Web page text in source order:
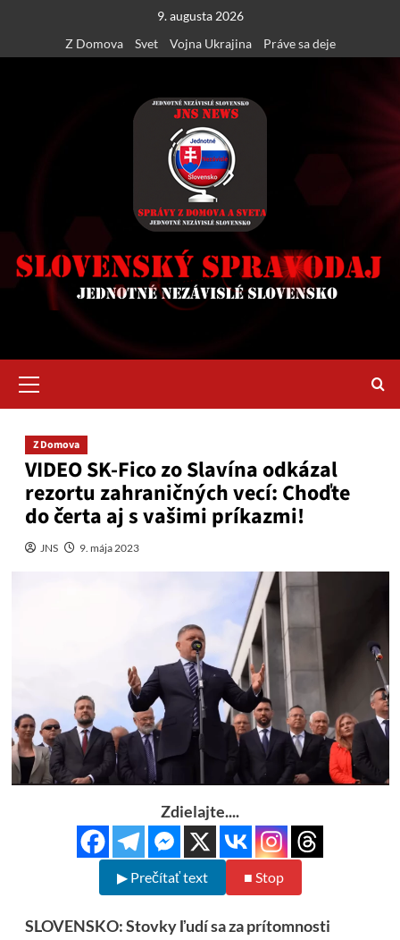
content
9. augusta 2026
Z Domova
Svet Vojna Ukrajina Práve sa deje
Menu
Z Domova
VIDEO SK-Fico zo Slavína odkázal
rezortu zahraničných vecí: Choďte
do čerta aj s vašimi príkazmi!
JNS 9. mája 2023
Zdielajte....
▶ Prečítať text ■ Stop
SLOVENSKO: Stovky ľudí sa za prítomnosti